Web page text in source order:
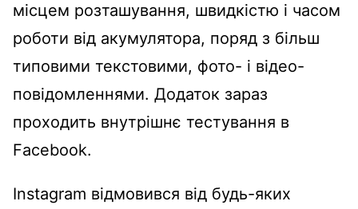
місцем розташування, швидкістю і часом
роботи від акумулятора, поряд з більш
типовими текстовими, фото- і відео-
повідомленнями. Додаток зараз
проходить внутрішнє тестування в
Facebook.
Instagram відмовився від будь-яких